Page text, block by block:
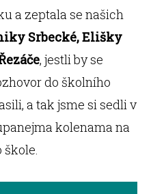
a zeptala se našich
Srbecké, Elišky
, jestli by se
do školního
a tak jsme si sedli v
kolenama na
škole.